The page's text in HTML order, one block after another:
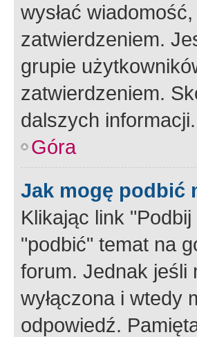
wysłać
zatwierdzeniem.
grupie
zatwierdzeniem.
dalszych informacji.
Góra
Jak mogę podbić
Klikając link
"podbić" temat na
forum. Jednak jeśli
wyłączona i wtedy
odpowiedź.